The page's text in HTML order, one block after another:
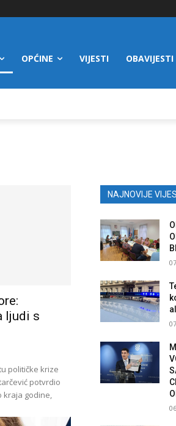
OPĆINE VIJESTI OBAVIJESTI
ljudi s
političke krize
potvrdio
kraja godine,
NAJNOVIJE